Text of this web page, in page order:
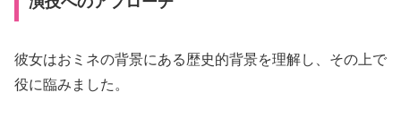
彼女はおミネの背景にある歴史的背景を理解し、その上で
役に臨みました。